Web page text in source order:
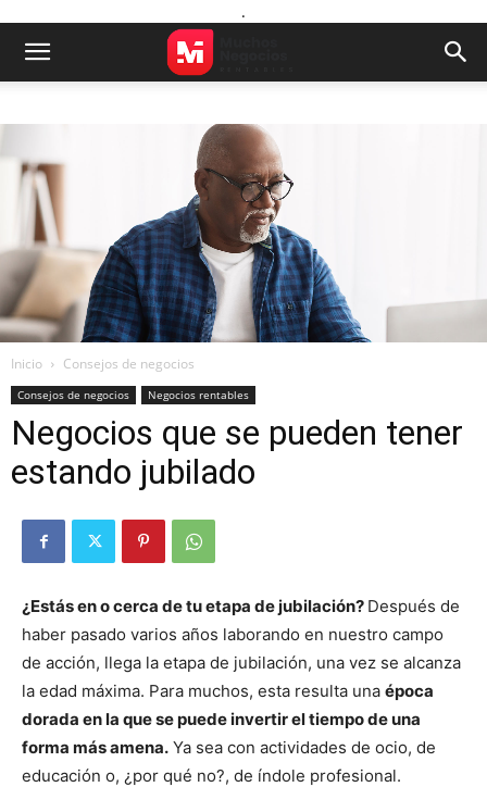
.
Inicio Consejos de negocios
Consejos de negocios Negocios rentables
Negocios que se pueden tener
estando jubilado
¿Estás en o cerca de tu etapa de jubilación? Después de
haber pasado varios años laborando en nuestro campo
de acción, llega la etapa de jubilación, una vez se alcanza
la edad máxima. Para muchos, esta resulta una época
dorada en la que se puede invertir el tiempo de una
forma más amena. Ya sea con actividades de ocio, de
educación o, ¿por qué no?, de índole profesional.